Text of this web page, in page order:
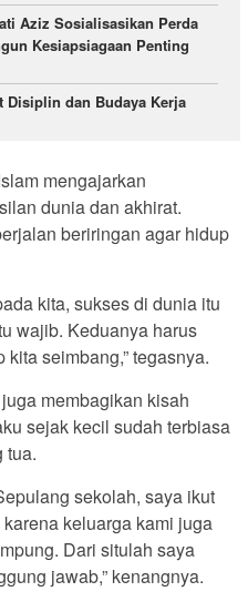
Aziz Sosialisasikan Perda
Kesiapsiagaan Penting
Disiplin dan Budaya Kerja
mengajarkan
dunia dan akhirat.
beriringan agar hidup
kita, sukses di dunia itu
wajib. Keduanya harus
seimbang,” tegasnya.
membagikan kisah
sejak kecil sudah terbiasa
tua.
sekolah, saya ikut
keluarga kami juga
Dari situlah saya
jawab,” kenangnya.